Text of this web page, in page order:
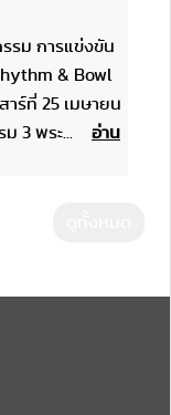
รม การแข่งขัน
& Bowl
าร์ที่ 25 เมษายน
ม 3 พระ... อ่าน